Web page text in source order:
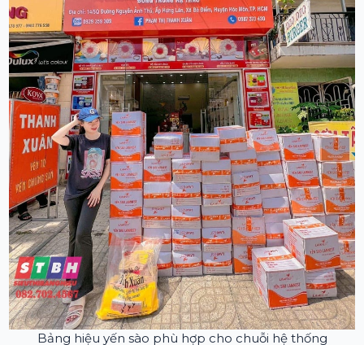
Bảng hiệu yến sào phù hợp cho chuỗi hệ thống